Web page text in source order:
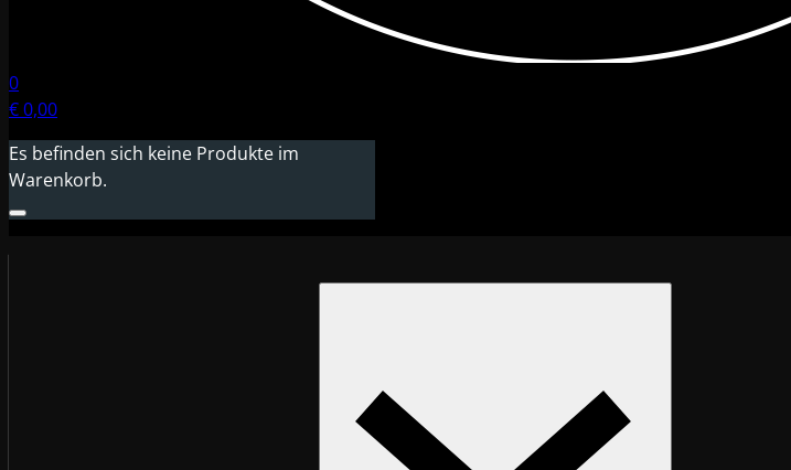
0
€0,00
Es befinden sich keine Produkte im
Warenkorb.